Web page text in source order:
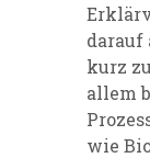
darauf
kurz
allem
wie